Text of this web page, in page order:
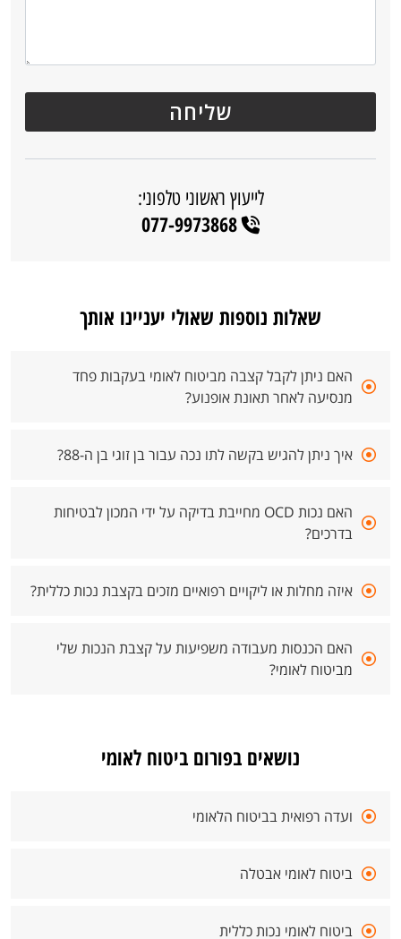
לייעוץ ראשוני טלפוני:
077-9973868
שאלות נוספות שאולי יעניינו אותך
האם ניתן לקבל קצבה מביטוח לאומי בעקבות פחד
מנסיעה לאחר תאונת אופנוע?
איך ניתן להגיש בקשה לתו נכה עבור בן זוגי בן ה-88?
האם נכות OCD מחייבת בדיקה על ידי המכון לבטיחות
בדרכים?
איזה מחלות או ליקויים רפואיים מזכים בקצבת נכות כללית?
האם הכנסות מעבודה משפיעות על קצבת הנכות שלי
מביטוח לאומי?
נושאים בפורום ביטוח לאומי
ועדה רפואית בביטוח הלאומי
ביטוח לאומי אבטלה
ביטוח לאומי נכות כללית